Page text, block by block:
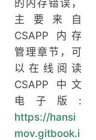
的内存错误，
主要来自
CSAPP 内存
管理章节，可
以在线阅读
CSAPP 中文
电子版:
https://hansi
mov.gitbook.i